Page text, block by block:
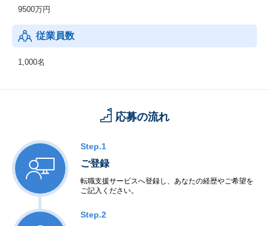
9500万円
従業員数
1,000名
応募の流れ
Step.1
ご登録
転職支援サービスへ登録し、あなたの経歴やご希望を
ご記入ください。
Step.2